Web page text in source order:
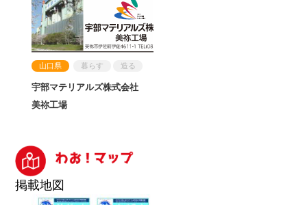
山口県 暮らす 造る
宇部マテリアルズ株式会社
美祢工場
掲載地図